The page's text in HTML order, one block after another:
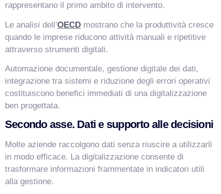
rappresentano il primo ambito di intervento.
Le analisi dell’OECD mostrano che la produttività cresce
quando le imprese riducono attività manuali e ripetitive
attraverso strumenti digitali.
Automazione documentale, gestione digitale dei dati,
integrazione tra sistemi e riduzione degli errori operativi
costituiscono benefici immediati di una digitalizzazione
ben progettata.
Secondo asse. Dati e supporto alle decisioni
Molte aziende raccolgono dati senza riuscire a utilizzarli
in modo efficace. La digitalizzazione consente di
trasformare informazioni frammentate in indicatori utili
alla gestione.